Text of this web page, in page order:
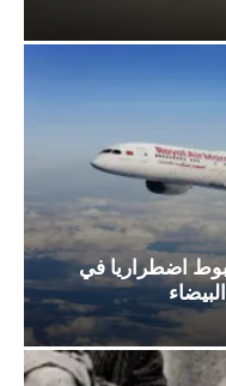
اضطراريا في